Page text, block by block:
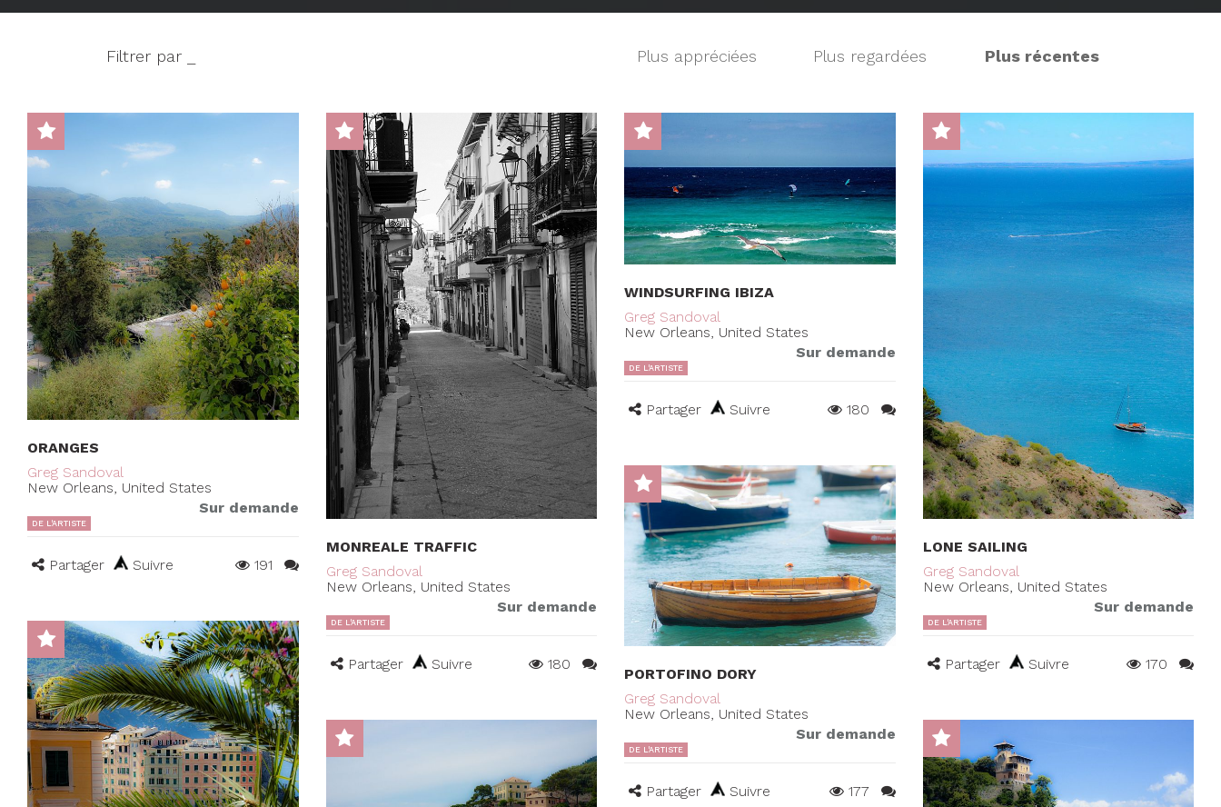
Filtrer par _ Plus appréciées Plus regardées Plus récentes
ORANGES
Greg Sandoval
New Orleans, United States
Sur demande
DE L'ARTISTE
Partager Suivre 191
MONREALE TRAFFIC
Greg Sandoval
New Orleans, United States
Sur demande
DE L'ARTISTE
Partager Suivre 180
WINDSURFING IBIZA
Greg Sandoval
New Orleans, United States
Sur demande
DE L'ARTISTE
Partager Suivre 180
LONE SAILING
Greg Sandoval
New Orleans, United States
Sur demande
DE L'ARTISTE
Partager Suivre 170
PORTOFINO DORY
Greg Sandoval
New Orleans, United States
Sur demande
DE L'ARTISTE
Partager Suivre 177